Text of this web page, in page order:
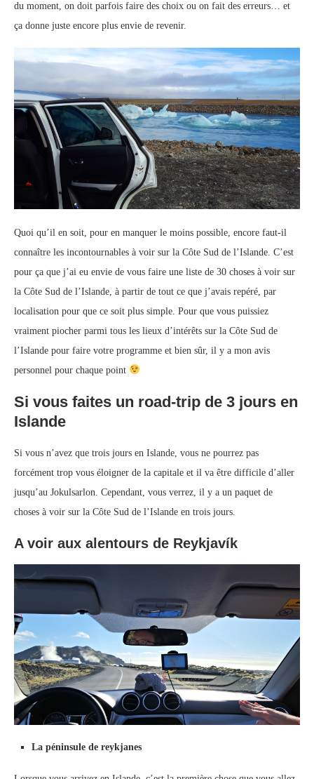
du moment, on doit parfois faire des choix ou on fait des erreurs… et
ça donne juste encore plus envie de revenir.
Quoi qu’il en soit, pour en manquer le moins possible, encore faut-il
connaître les incontournables à voir sur la Côte Sud de l’Islande. C’est
pour ça que j’ai eu envie de vous faire une liste de 30 choses à voir sur
la Côte Sud de l’Islande, à partir de tout ce que j’avais repéré, par
localisation pour que ce soit plus simple. Pour que vous puissiez
vraiment piocher parmi tous les lieux d’intérêts sur la Côte Sud de
l’Islande pour faire votre programme et bien sûr, il y a mon avis
personnel pour chaque point
Si vous faites un road-trip de 3 jours en
Islande
Si vous n’avez que trois jours en Islande, vous ne pourrez pas
forcément trop vous éloigner de la capitale et il va être difficile d’aller
jusqu’au Jokulsarlon. Cependant, vous verrez, il y a un paquet de
choses à voir sur la Côte Sud de l’Islande en trois jours.
A voir aux alentours de Reykjavík
La péninsule de reykjanes